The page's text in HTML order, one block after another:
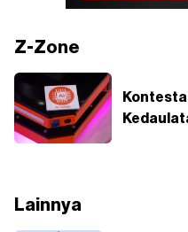
Z-Zone
Lainnya